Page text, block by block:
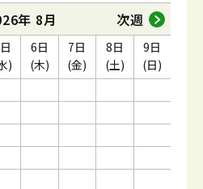
年 8月 次週
)
6日
(木)
7日
(金)
8日
(土)
9日
(日)